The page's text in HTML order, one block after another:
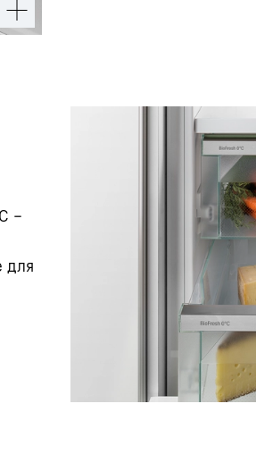
–
для